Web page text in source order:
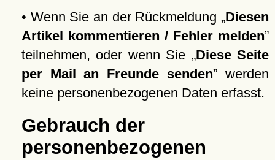
• Wenn Sie an der Rückmeldung
Diesen
Artikel kommentieren / Fehler melden
teilnehmen, oder wenn Sie
Diese Seite
per Mail an Freunde senden
werden
keine personenbezogenen Daten erfasst.
Gebrauch der
personenbezogenen